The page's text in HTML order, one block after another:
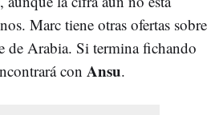
Marc tiene otras ofertas sobre
de Arabia. Si termina fichando
con Ansu.